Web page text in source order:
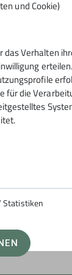
und Cookie)
Verhalten
die
Statistiken